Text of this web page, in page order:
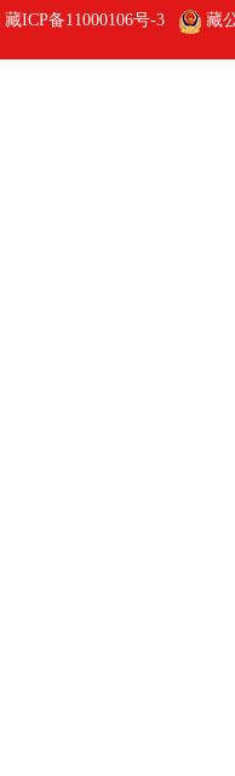
藏ICP备11000106号-3 藏